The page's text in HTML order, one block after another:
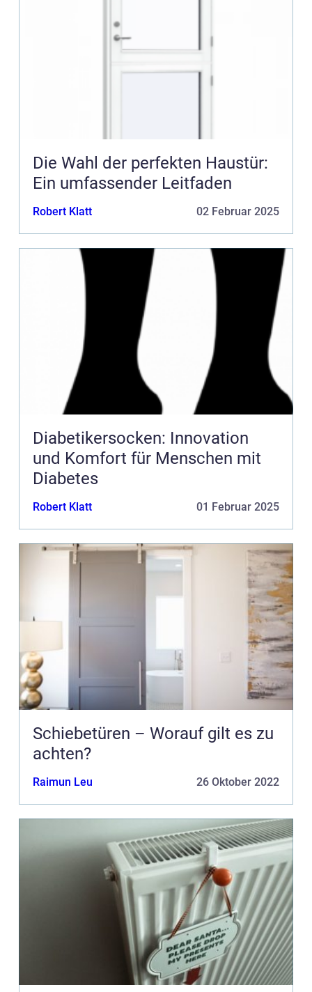
Die Wahl der perfekten Haustür:
Ein umfassender Leitfaden
Robert Klatt 02 Februar 2025
Diabetikersocken: Innovation
und Komfort für Menschen mit
Diabetes
Robert Klatt 01 Februar 2025
Schiebetüren – Worauf gilt es zu
achten?
Raimun Leu 26 Oktober 2022